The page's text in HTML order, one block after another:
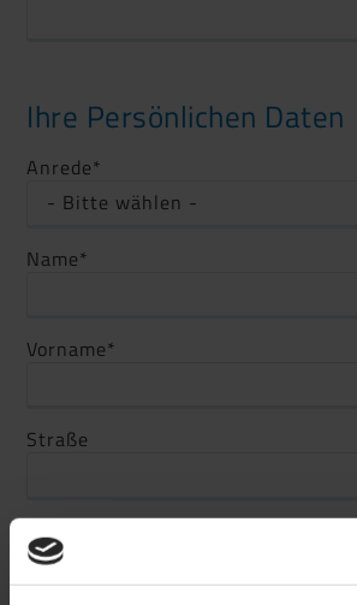
Ihre Persönlichen Daten
Anrede*
- Bitte wählen -
Name*
Vorname*
Straße
PLZ / Ort